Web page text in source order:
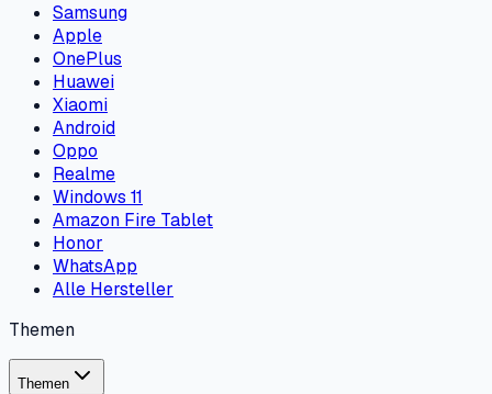
Samsung
Apple
OnePlus
Huawei
Xiaomi
Android
Oppo
Realme
Windows 11
Amazon Fire Tablet
Honor
WhatsApp
Alle Hersteller
Themen
Themen